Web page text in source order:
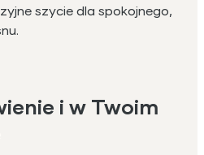
szycie dla spokojnego,
i w Twoim